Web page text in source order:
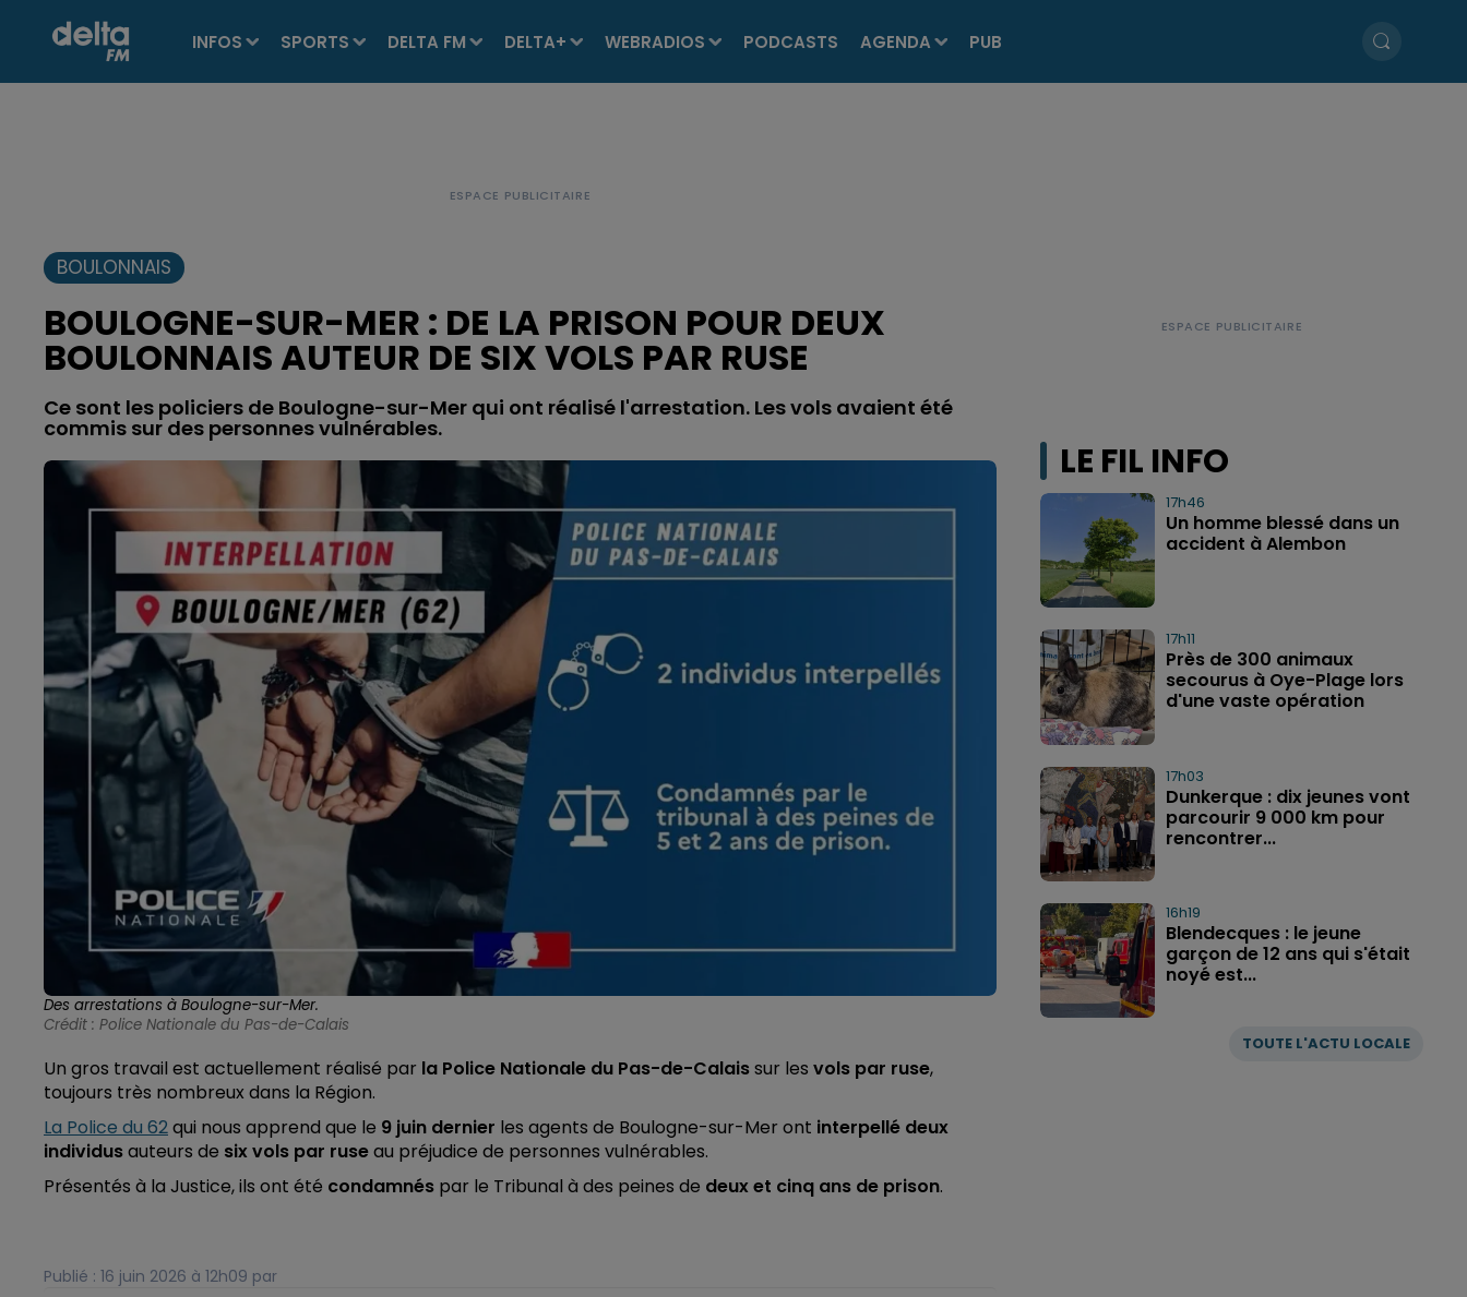
INFOS SPORTS DELTA FM DELTA+ WEBRADIOS PODCASTS AGENDA PUB
BOULONNAIS
BOULOGNE-SUR-MER : DE LA PRISON POUR DEUX
BOULONNAIS AUTEUR DE SIX VOLS PAR RUSE
Ce sont les policiers de Boulogne-sur-Mer qui ont réalisé l'arrestation. Les vols avaient été
commis sur des personnes vulnérables.
Des arrestations à Boulogne-sur-Mer.
Crédit : Police Nationale du Pas-de-Calais
Un gros travail est actuellement réalisé par la Police Nationale du Pas-de-Calaissur les vols par ruse,
toujours très nombreux dans la Région.
La Police du 62qui nous apprend que le 9 juin dernier les agents de Boulogne-sur-Mer ont interpellé deux
individusauteurs de six vols par ruseau préjudice de personnes vulnérables.
Présentés à la Justice, ils ont été condamnés par le Tribunal à des peines de deux et cinq ans de prison.
Publié : 16 juin 2026 à 12h09 par
LE FIL INFO
TOUTE L'ACTU LOCALE
17h46
Un homme blessé dans un
accident à Alembon
17h11
Près de 300 animaux
secourus à Oye-Plage lors
d'une vaste opération
17h03
Dunkerque : dix jeunes vont
parcourir 9 000 km pour
rencontrer...
16h19
Blendecques : le jeune
garçon de 12 ans qui s'était
noyé est...